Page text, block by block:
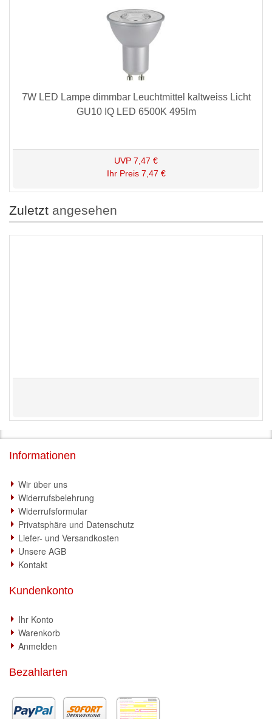
7W LED Lampe dimmbar Leuchtmittel kaltweiss Licht
GU10 IQ LED 6500K 495lm
UVP 7,47 €
Ihr Preis 7,47 €
Zuletzt angesehen
Informationen
Wir über uns
Widerrufsbelehrung
Widerrufsformular
Privatsphäre und Datenschutz
Liefer- und Versandkosten
Unsere AGB
Kontakt
Kundenkonto
Ihr Konto
Warenkorb
Anmelden
Bezahlarten